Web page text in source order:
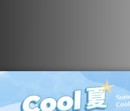
恐龍的房間｜60支天
絲【恐龍俄羅斯方塊】